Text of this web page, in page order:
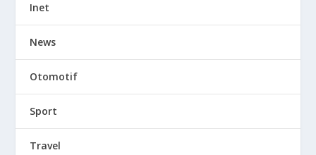
Inet
News
Otomotif
Sport
Travel